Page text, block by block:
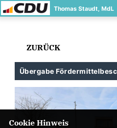
Thomas Staudt, MdL
ZURÜCK
Übergabe
Cookie Hinweis